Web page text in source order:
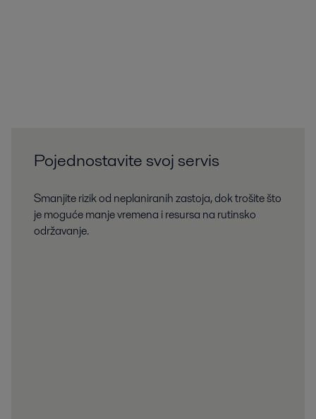
Pojednostavite svoj servis
Smanjite rizik od neplaniranih zastoja, dok trošite što
je moguće manje vremena i resursa na rutinsko
održavanje.